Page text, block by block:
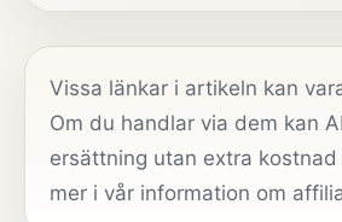
Vissa länkar i artikeln kan
Om du handlar via dem kan
ersättning utan extra
mer i vår information om